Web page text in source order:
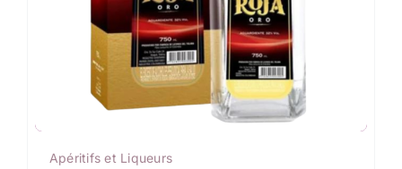
Apéritifs et Liqueurs